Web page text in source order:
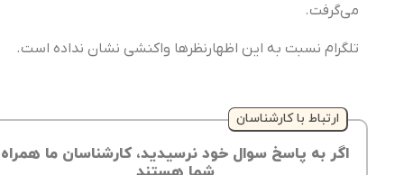
می‌گرفت.
تلگرام نسبت به این اظهارنظرها واکنشی نشان نداده است.
ارتباط با کارشناسان
اگر به پاسخ سوال خود نرسیدید، کارشناسان ما همراه